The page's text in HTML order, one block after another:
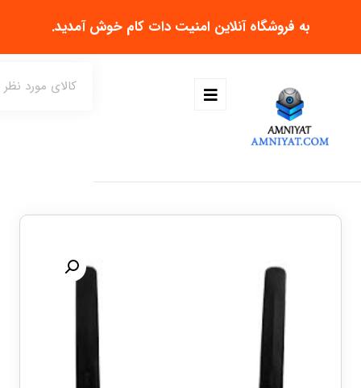
به فروشگاه آنلاین امنیت دات کام خوش آمدید.